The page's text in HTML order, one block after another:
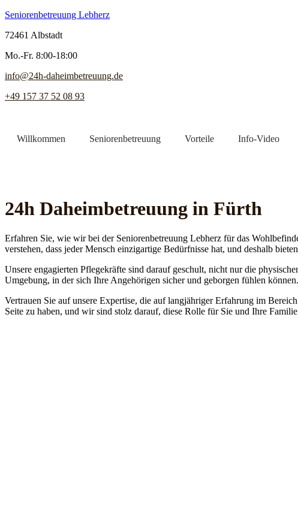
Seniorenbetreuung Lebherz
72461 Albstadt
Mo.-Fr. 8:00-18:00
info@24h-daheimbetreuung.de
+49 157 37 52 08 93
Willkommen Seniorenbetreuung Vorteile Info-Video
24h Daheim­betreuung in Fürth
Erfahren Sie, wie wir bei der Seniorenbetreuung Lebherz für das
verstehen, dass jeder Mensch einzigartige Bedürfnisse hat, und deshalb
Unsere engagierten Pflegekräfte sind darauf geschult, nicht nur die
Umgebung, in der sich Ihre Angehörigen sicher und geborgen fühlen können.
Vertrauen Sie auf unsere Expertise, die auf langjähriger Erfahrung im
Seite zu haben, und wir sind stolz darauf, diese Rolle für Sie und Ihre